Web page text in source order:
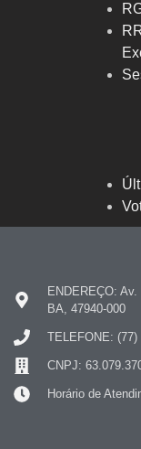
ENDEREÇO:
BA, 47940-000
TELEFONE: (77)
CNPJ:
Horário de